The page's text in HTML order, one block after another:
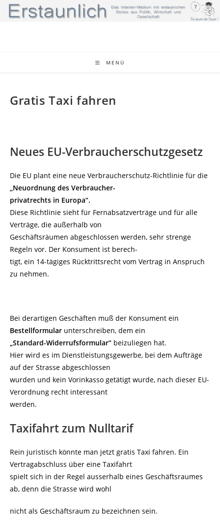
Zum
Inhalt
MENÜ
Gratis Taxi fahren
Neues EU-Verbraucherschutzgesetz
Die EU plant eine neue Verbraucherschutz-Richtlinie für die
„Neuordnung des Verbraucher-
privatrechts in Europa“.
Diese Richtlinie sieht für Fernabsatzverträge und für alle
Verträge, die außerhalb von
Geschäftsräumen abgeschlossen werden, sehr strenge
Regeln vor. Der Konsument ist berech-
tigt, ein 14-tägiges Rücktrittsrecht vom Vertrag in Anspruch
zu nehmen.
Bei derartigen Geschäften muß der Konsument ein
Bestellformular unterschreiben, dem ein
„Standard-Widerrufsformular“ beizuliegen hat.
Hier wird es im Dienstleistungsgewerbe, bei dem Aufträge
auf der Strasse abgeschlossen
wurden und kein Vorinkasso getätigt wurde, nach dieser EU-
Verordnung recht interessant
werden.
Taxifahrt zum Nulltarif
Rein juristisch könnte man jetzt gratis Taxi fahren. Ein
Vertragabschluss über eine Taxifahrt
spielt sich in der Regel ausserhalb eines Geschäftsraumes
ab, denn die Strasse wird wohl
nicht als Geschäftsraum zu bezeichnen sein.